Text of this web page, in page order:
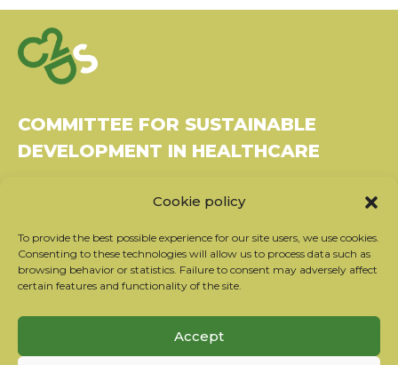
Cookie policy
To provide the best possible experience for our site users, we use cookies.
Consenting to these technologies will allow us to process data such as
browsing behavior or statistics. Failure to consent may adversely affect
certain features and functionality of the site.
Accept
COMMITTEE FOR SUSTAINABLE
DEVELOPMENT IN HEALTHCARE
37270 Montlouis-sur-Loire
Tel: 06 26 49 36 81 - contact@c2ds.eu
Twitter
LinkedIn
Youtube
Subscribe to our newsletter
Our partners